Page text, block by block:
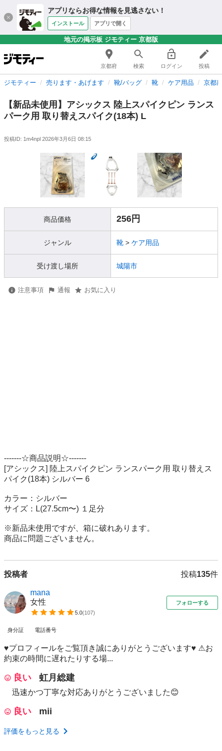
アプリならお得な情報を見逃さない！
インストール アプリで開く
地元の掲示板 ジモティー 京都版
京都府 検索 ログイン 投稿
ジモティー 売ります・あげます 靴/バッグ 靴 ケア用品 京都
【新品未使用】アシックス 陸上スパイクピン ランス
パーク用 取り替えスパイク(18本) L
投稿ID: 1m4npl 2026年3月6日 08:15
商品価格 256円
ジャンル 靴 > ケア用品
受け渡し場所 城陽市
注意事項 通報 お気に入り
-------☆商品説明☆-------
[アシックス] 陸上スパイクピン ランスパーク用 取り替えス
パイク(18本) シルバー 6
カラー：シルバー
サイズ：L(27.5cm〜) １足分
※新品未使用ですが、箱に破れあります。
商品に問題ございません。
投稿者 投稿135件
mana
女性
5.0(107)
フォローする
身分証 電話番号
♥️プロフィールをご覧頂き誠にありがとうございます♥️ ⚠︎︎お
約束の時間に遅れたりする場...
良い 虹月総建
迅速かつ丁寧な対応ありがとうございました😊
良い mii
評価をもっと見る